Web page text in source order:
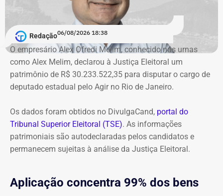
O órgão também requer que o ex-governador seja
intimado a quitar os valores da condenação. Segundo os
cálculos atualizados apresentados à Justiça, o
ressarcimento ao erário, originalmente fixado em R$
234,4 milhões, chega hoje a R$ 2,55 bilhões. O MP ainda
cobra R$ 778,9 mil de multa civil e R$ 11,9 milhões por
danos morais coletivos.
Globo”
Redação06/08/2026 18:38
O empresário Alex Ofredi Melim, conhecido nas urnas
como Alex Melim, declarou à Justiça Eleitoral um
patrimônio de R$ 30.233.522,35 para disputar o cargo de
deputado estadual pelo Agir no Rio de Janeiro.
Os dados foram obtidos no DivulgaCand, portal do
Tribunal Superior Eleitoral (TSE). As informações
patrimoniais são autodeclaradas pelos candidatos e
permanecem sujeitas à análise da Justiça Eleitoral.
Aplicação concentra 99% dos bens